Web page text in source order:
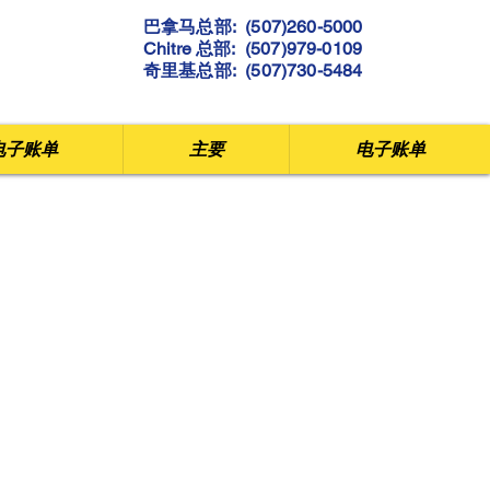
巴拿马总部: (507)260-5000
Chitre 总部: (507)979-0109
奇里基总部: (507)730-5484
子账单 主要 电子账单